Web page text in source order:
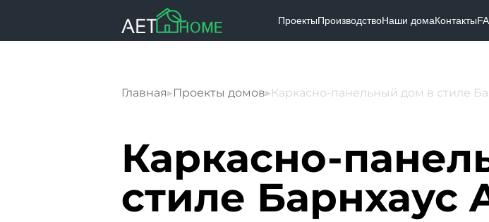
ПроектыПроизводствоНаши домаКонтакты
Главная▸Проекты домов▸Каркасно-панельный дом в стиле
Каркасно-
стиле Барнхаус